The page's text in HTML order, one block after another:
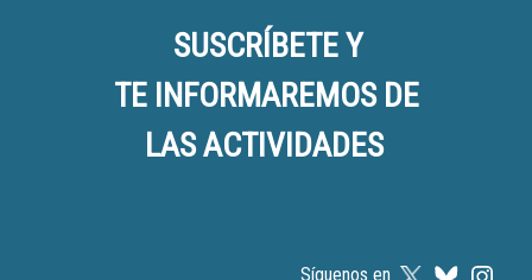
SUSCRÍBETE Y
TE INFORMAREMOS DE
LAS ACTIVIDADES
Síguenos en